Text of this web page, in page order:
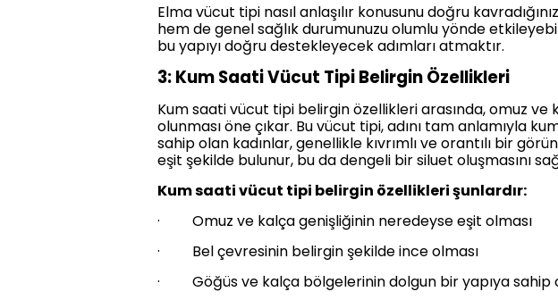
Elma vücut tipi nasıl anlaşılır konusunu doğru
hem de genel sağlık durumunuzu olumlu yönde
bu yapıyı doğru destekleyecek adımları atmaktır.
3: Kum Saati Vücut Tipi Belirgin Özellikleri
Kum saati vücut tipi belirgin özellikleri arasında, omuz
olunması öne çıkar. Bu vücut tipi, adını tam anlamıyla
sahip olan kadınlar, genellikle kıvrımlı ve orantılı bir
eşit şekilde bulunur, bu da dengeli bir siluet oluşmasını
Kum saati vücut tipi belirgin özellikleri şunlardır:
· Omuz ve kalça genişliğinin neredeyse eşit olması
· Bel çevresinin belirgin şekilde ince olması
· Göğüs ve kalça bölgelerinin dolgun bir yapıya sahip